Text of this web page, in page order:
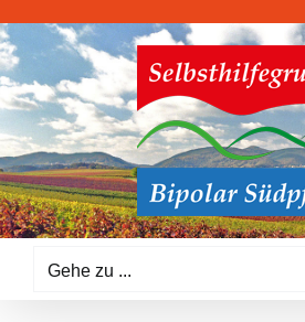
Inhalt
springen
Gehe zu ...